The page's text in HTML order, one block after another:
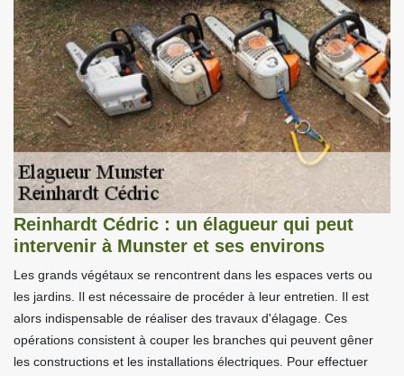
Reinhardt Cédric : un élagueur qui peut
intervenir à Munster et ses environs
Les grands végétaux se rencontrent dans les espaces verts ou
les jardins. Il est nécessaire de procéder à leur entretien. Il est
alors indispensable de réaliser des travaux d'élagage. Ces
opérations consistent à couper les branches qui peuvent gêner
les constructions et les installations électriques. Pour effectuer